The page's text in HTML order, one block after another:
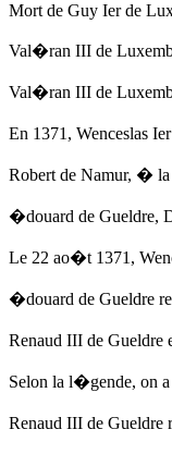
Mort de Guy Ier de
Val�ran III de
Val�ran III de
En 1371 , Wenceslas
Robert de Namur, � la
�douard de Gueldre,
Le 22 ao�t 1371 ,
�douard de Gueldre
Renaud III de
Selon la l�gende, on a
Renaud III de Gueldre